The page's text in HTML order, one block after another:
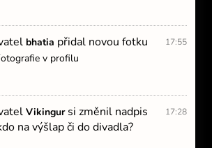
bhatia přidal novou fotku 17:55
Vikingursi změnil nadpis 17:28
na výšlap či do divadla?